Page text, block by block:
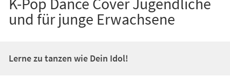
und für junge Erwachsene
Lerne zu tanzen wie Dein Idol!